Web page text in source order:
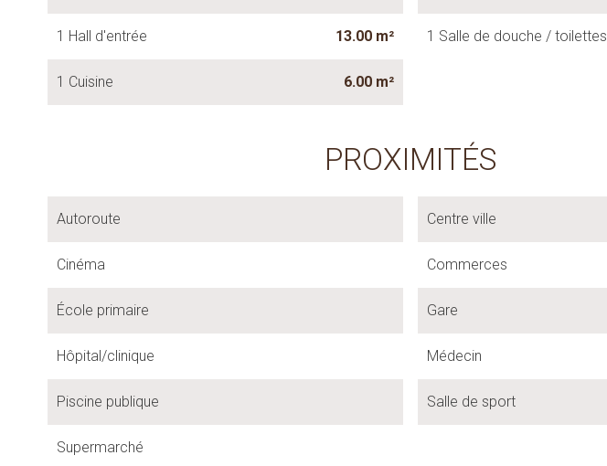
1 Hall d'entrée 13.00 m² 1 Salle de douche / toilettes
1 Cuisine 6.00 m²
PROXIMITÉS
Autoroute Centre ville
Cinéma Commerces
École primaire Gare
Hôpital/clinique Médecin
Piscine publique Salle de sport
Supermarché